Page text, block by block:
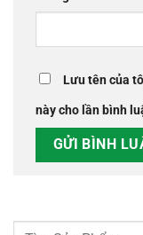
Lưu tên của
này cho lần bình